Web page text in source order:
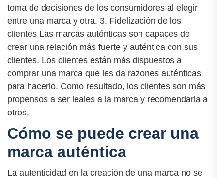
toma de decisiones de los consumidores al elegir
entre una marca y otra. 3. Fidelización de los
clientes Las marcas auténticas son capaces de
crear una relación más fuerte y auténtica con sus
clientes. Los clientes están más dispuestos a
comprar una marca que les da razones auténticas
para hacerlo. Como resultado, los clientes son más
propensos a ser leales a la marca y recomendarla a
otros.
Cómo se puede crear una
marca auténtica
La autenticidad en la creación de una marca no se